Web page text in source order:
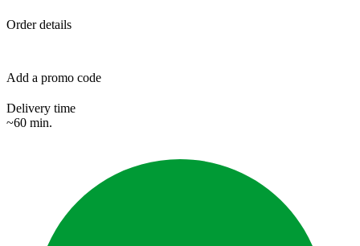
Order details
Add a promo code
Delivery time
~60 min.